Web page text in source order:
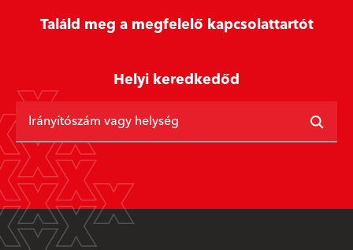
Találd meg a megfelelő kapcsolattartót
Helyi keredkedőd
Irányítószám vagy helység